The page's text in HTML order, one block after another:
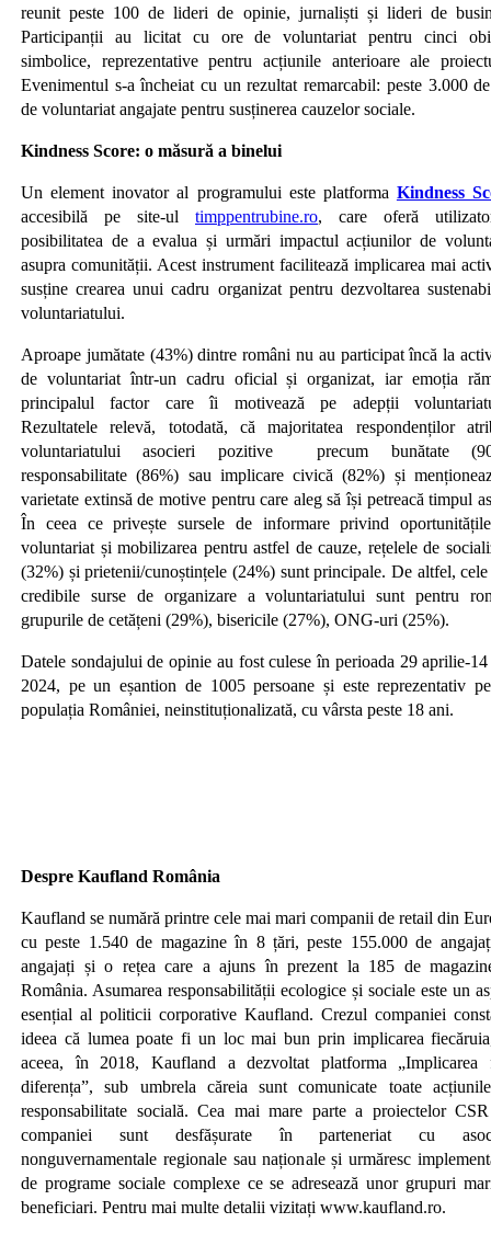
reunit peste 100 de lideri de opinie, jurnaliști și lideri de
Participanții au licitat cu ore de voluntariat pentru cinci
simbolice, reprezentative pentru acțiunile anterioare ale
Evenimentul s-a încheiat cu un rezultat remarcabil: peste 3.000
de voluntariat angajate pentru susținerea cauzelor sociale.
Kindness Score: o măsură a binelui
Un element inovator al programului este platforma Kindness
accesibilă pe site-ul timppentrubine.ro, care oferă
posibilitatea de a evalua și urmări impactul acțiunilor de
asupra comunității. Acest instrument facilitează implicarea mai
susține crearea unui cadru organizat pentru dezvoltarea
voluntariatului.
Aproape jumătate (43%) dintre români nu au participat încă la
de voluntariat într-un cadru oficial și organizat, iar emoția
principalul factor care îi motivează pe adepții
Rezultatele relevă, totodată, că majoritatea respondenților
voluntariatului asocieri pozitive precum bunătate
responsabilitate (86%) sau implicare civică (82%) și
varietate extinsă de motive pentru care aleg să își petreacă timpul
În ceea ce privește sursele de informare privind
voluntariat și mobilizarea pentru astfel de cauze, rețelele de
(32%) și prietenii/cunoștințele (24%) sunt principale. De altfel,
credibile surse de organizare a voluntariatului sunt pentru
grupurile de cetățeni (29%), bisericile (27%), ONG-uri (25%).
Datele sondajului de opinie au fost culese în perioada 29 aprilie-
2024, pe un eșantion de 1005 persoane și este reprezentativ
populația României, neinstituționalizată, cu vârsta peste 18 ani.
Despre Kaufland România
Kaufland se numără printre cele mai mari companii de retail din
cu peste 1.540 de magazine în 8 țări, peste 155.000 de
angajați și o rețea care a ajuns în prezent la 185 de
România. Asumarea responsabilității ecologice și sociale este un
esențial al politicii corporative Kaufland. Crezul companiei
ideea că lumea poate fi un loc mai bun prin implicarea
aceea, în 2018, Kaufland a dezvoltat platforma „Implicarea
diferența”, sub umbrela căreia sunt comunicate toate
responsabilitate socială. Cea mai mare parte a proiectelor
companiei sunt desfășurate în parteneriat cu
nonguvernamentale regionale sau naționale și urmăresc
de programe sociale complexe ce se adresează unor grupuri
beneficiari. Pentru mai multe detalii vizitați www.kaufland.ro.